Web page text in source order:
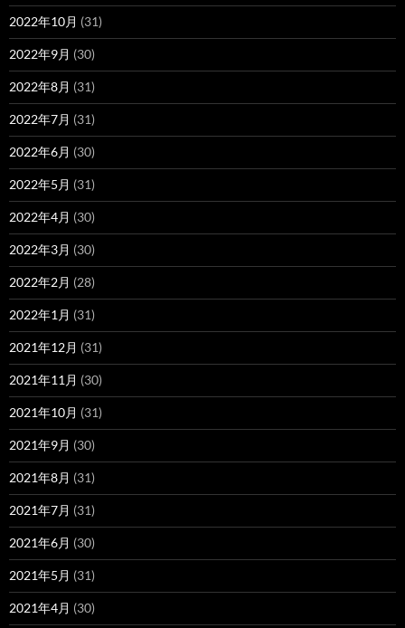
2022年10月 (31)
2022年9月 (30)
2022年8月 (31)
2022年7月 (31)
2022年6月 (30)
2022年5月 (31)
2022年4月 (30)
2022年3月 (30)
2022年2月 (28)
2022年1月 (31)
2021年12月 (31)
2021年11月 (30)
2021年10月 (31)
2021年9月 (30)
2021年8月 (31)
2021年7月 (31)
2021年6月 (30)
2021年5月 (31)
2021年4月 (30)